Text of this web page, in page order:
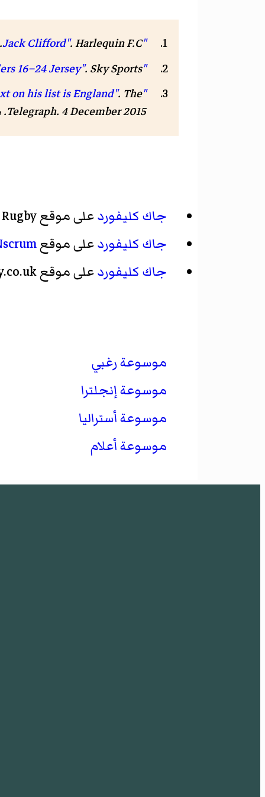
"Jack Clifford". Harlequin F.C. مؤرشف من
"Ealing Trailfinders 16–24 Jersey". Sky Sports. مؤرشف من
"Jack Clifford is already following in Chris Robshaw's footsteps at Harlequins - next on his list is England"
. The
Telegraph. 4 December 2015. مؤرشف من
جاك كليفوردعلى موقع
جاك كليفوردعلى موقع
جاك كليفوردعلى موقع ItsRugby.co.uk
موسوعة رغبي
موسوعة إنجلترا
موسوعة أستراليا
موسوعة أعلام